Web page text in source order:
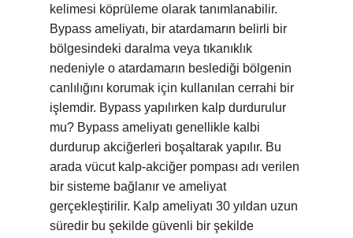
kelimesi köprüleme olarak tanımlanabilir.
Bypass ameliyatı, bir atardamarın belirli bir
bölgesindeki daralma veya tıkanıklık
nedeniyle o atardamarın beslediği bölgenin
canlılığını korumak için kullanılan cerrahi bir
işlemdir. Bypass yapılırken kalp durdurulur
mu? Bypass ameliyatı genellikle kalbi
durdurup akciğerleri boşaltarak yapılır. Bu
arada vücut kalp-akciğer pompası adı verilen
bir sisteme bağlanır ve ameliyat
gerçekleştirilir. Kalp ameliyatı 30 yıldan uzun
süredir bu şekilde güvenli bir şekilde